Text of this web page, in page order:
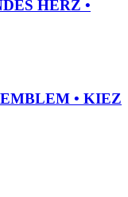
HERZ •
• KIEZ